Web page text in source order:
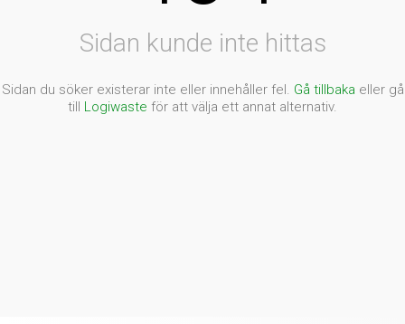
Sidan kunde inte hittas
Sidan du söker existerar inte eller innehåller fel. Gå tillbaka eller gå
till Logiwaste för att välja ett annat alternativ.